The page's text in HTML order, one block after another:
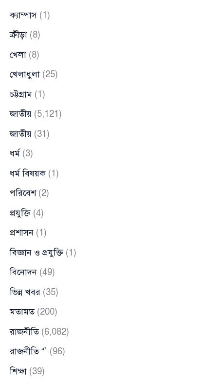
ক্যাম্পাস(1)
ক্রীড়া (8)
খেলা (8)
খেলাধুলা (25)
চট্টগ্রাম (1)
জাতীয় (5,121)
জাতীয় (31)
ধর্ম (3)
ধর্ম বিষয়ক (1)
পরিবেশ(2)
প্রযুক্তি (4)
প্রশাসন (1)
বিজ্ঞান ও প্রযুক্তি (1)
বিনোদন (49)
ভিন্ন খবর (35)
মতামত(200)
রাজনীতি(6,082)
রাজনীতি “` (96)
শিক্ষা (39)